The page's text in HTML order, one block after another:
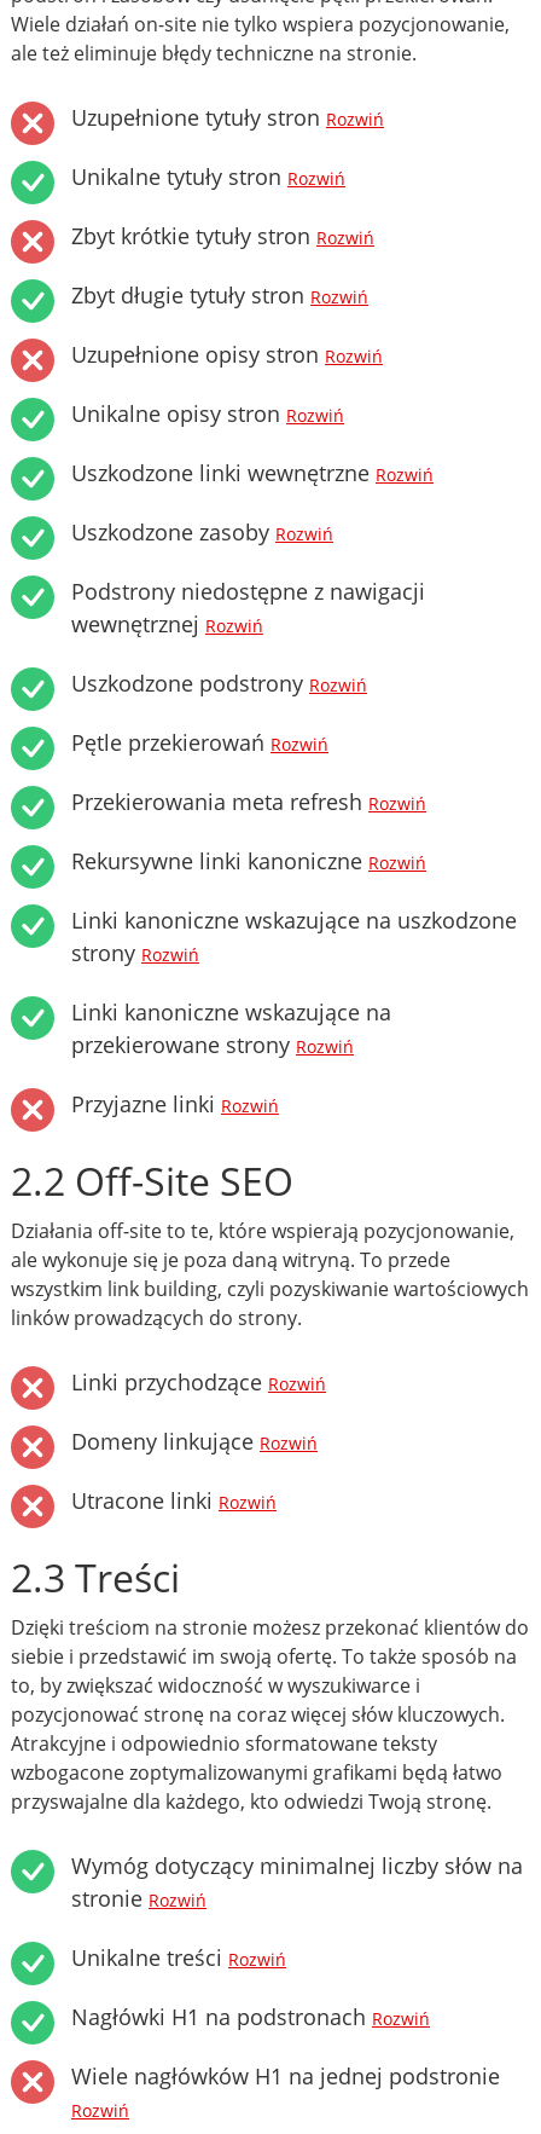
Wiele działań on-site nie tylko wspiera pozycjonowanie,
ale też eliminuje błędy techniczne na stronie.
Uzupełnione tytuły stron Rozwiń
Unikalne tytuły stron Rozwiń
Zbyt krótkie tytuły stron Rozwiń
Zbyt długie tytuły stron Rozwiń
Uzupełnione opisy stron Rozwiń
Unikalne opisy stron Rozwiń
Uszkodzone linki wewnętrzne Rozwiń
Uszkodzone zasoby Rozwiń
Podstrony niedostępne z nawigacji
wewnętrznej Rozwiń
Uszkodzone podstrony Rozwiń
Pętle przekierowań Rozwiń
Przekierowania meta refresh Rozwiń
Rekursywne linki kanoniczne Rozwiń
Linki kanoniczne wskazujące na uszkodzone
strony Rozwiń
Linki kanoniczne wskazujące na
przekierowane strony Rozwiń
Przyjazne linki Rozwiń
2.2 Off-Site SEO
Działania off-site to te, które wspierają pozycjonowanie,
ale wykonuje się je poza daną witryną. To przede
wszystkim link building, czyli pozyskiwanie wartościowych
linków prowadzących do strony.
Linki przychodzące Rozwiń
Domeny linkujące Rozwiń
Utracone linki Rozwiń
2.3 Treści
Dzięki treściom na stronie możesz przekonać klientów do
siebie i przedstawić im swoją ofertę. To także sposób na
to, by zwiększać widoczność w wyszukiwarce i
pozycjonować stronę na coraz więcej słów kluczowych.
Atrakcyjne i odpowiednio sformatowane teksty
wzbogacone zoptymalizowanymi grafikami będą łatwo
przyswajalne dla każdego, kto odwiedzi Twoją stronę.
Wymóg dotyczący minimalnej liczby słów na
stronie Rozwiń
Unikalne treści Rozwiń
Nagłówki H1 na podstronach Rozwiń
Wiele nagłówków H1 na jednej podstronie
Rozwiń